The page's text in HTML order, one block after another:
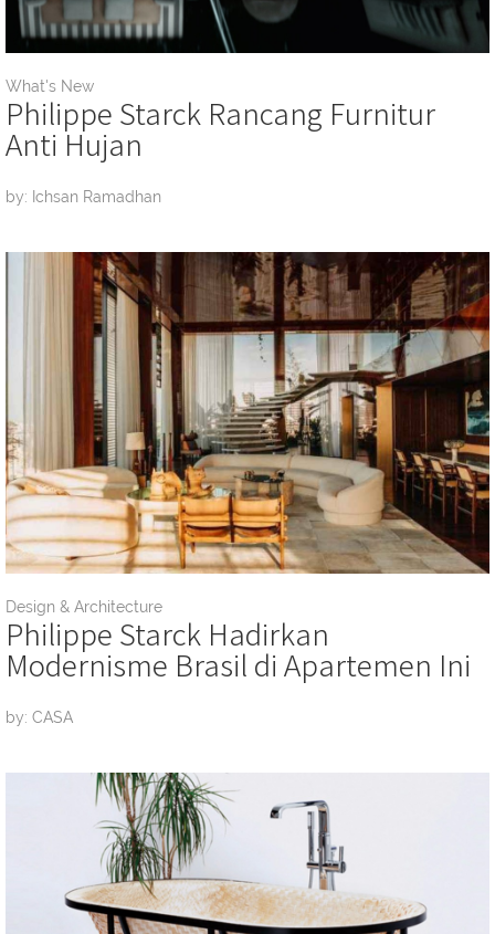
What's New
Philippe Starck Rancang Furnitur
Anti Hujan
by: Ichsan Ramadhan
Design & Architecture
Philippe Starck Hadirkan
Modernisme Brasil di Apartemen Ini
by: CASA